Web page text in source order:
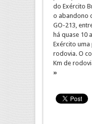
do Exército
o abandono
GO-213,
há quase 10
Exército
rodovia. O
Km de
»